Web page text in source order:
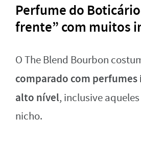
Perfume do
frente” com muitos
O The Blend Bourbon
comparado com
alto nível, inclusive
nicho.